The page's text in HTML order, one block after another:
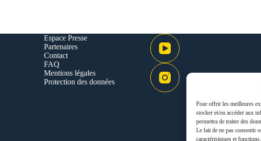
Pour offrir les meilleures
stocker et/ou accéder aux
permettra de traiter des
Le fait de ne pas consentir
caractéristiques et fonctions.
Espace Presse
Partenaires
Contact
FAQ
Mentions légales
Protection des données